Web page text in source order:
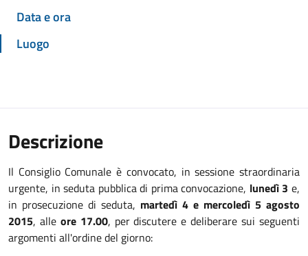
Data e ora
Luogo
Descrizione
Il Consiglio Comunale è convocato, in sessione straordinaria
urgente, in seduta pubblica di prima convocazione, lunedì 3 e,
in prosecuzione di seduta, martedì 4 e mercoledì 5 agosto
2015, alle ore 17.00, per discutere e deliberare sui seguenti
argomenti all'ordine del giorno: